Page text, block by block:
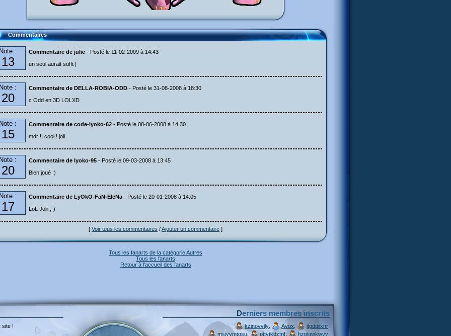
Commentaires
Note :
13
Commentaire de julie - Posté le 11-02-2009 à 14:43
un seul aurait suffi:(
Note :
20
Commentaire de DELLA-ROBIA-ODD - Posté le 31-08-2008 à 18:30
c Odd en 3D LOLXD
Note :
15
Commentaire de code-lyoko-62 - Posté le 08-06-2008 à 14:30
mdr !! cool ! joli
Note :
20
Commentaire de lyoko-95 - Posté le 09-03-2008 à 13:45
Bien joué ;)
Note :
17
Commentaire de LyOkO-FaN-EleNa - Posté le 20-01-2008 à 14:05
LoL Jolii ;-)
[ Voir tous les commentaires /Ajouter un commentaire ]
Tous les fanarts de la catégorie Autres
Tous les fanarts
Retour à l'accueil des fanarts
site !
Derniers membres inscrits
kzinovvily Avox itgdqiixnr
msivymtqsu, pttytkdzmf, hzpjqwkwvv